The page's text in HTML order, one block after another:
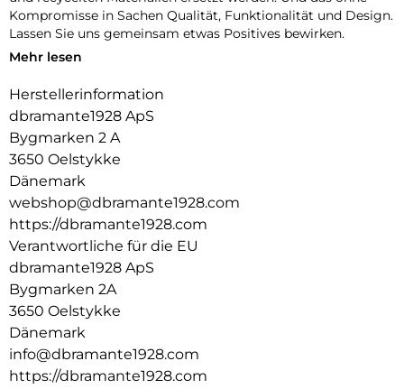
Kompromisse in Sachen Qualität, Funktionalität und Design.
Lassen Sie uns gemeinsam etwas Positives bewirken.
ZERTIFIZIERTER RECYCLINGKUNSTSTOFF:
Wir verwenden ausschließlich GRSzertifizierten
Recyclingkunststoff. So können wir mit Sicherheit wissen,
dass unsere Produkte so sind, wie wir sie bewerben.
AUSSEN SCHLANK,INNEN GROSSZÜGIG:
ein Portemonnaie mit Platz für bis zu 3 Karten.
KICKSTAND-FUNKTION:
Verfügt über eine klappbare Rückseite für freihändiges und
horizontales Videoschauen.
Mehr lesen
Herstellerinformation
dbramante1928 ApS
Bygmarken 2 A
3650 Oelstykke
Dänemark
webshop@dbramante1928.com
https://dbramante1928.com
Verantwortliche für die EU
dbramante1928 ApS
Bygmarken 2A
3650 Oelstykke
Dänemark
info@dbramante1928.com
https://dbramante1928.com